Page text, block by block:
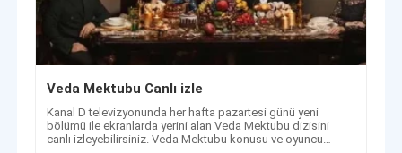
Veda Mektubu Canlı izle
Kanal D televizyonunda her hafta pazartesi günü yeni
bölümü ile ekranlarda yerini alan Veda Mektubu dizisini
canlı izleyebilirsiniz. Veda Mektubu konusu ve oyuncu